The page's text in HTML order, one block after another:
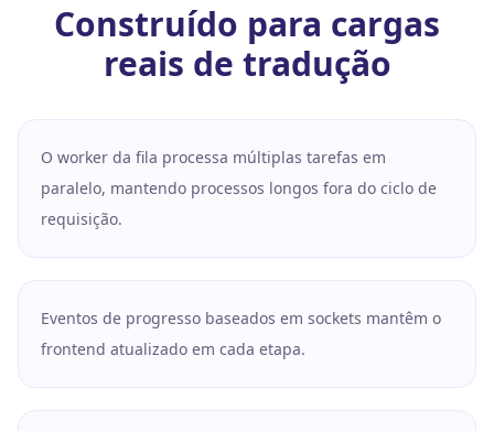
Construído para cargas
reais de tradução
O worker da fila processa múltiplas tarefas em
paralelo, mantendo processos longos fora do ciclo de
requisição.
Eventos de progresso baseados em sockets mantêm o
frontend atualizado em cada etapa.